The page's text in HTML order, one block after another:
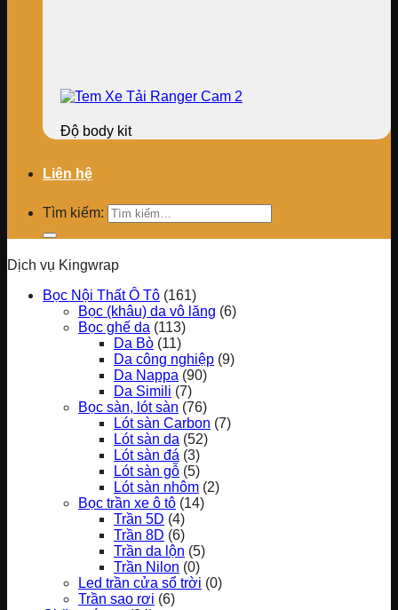
Độ body kit
Liên hệ
Tìm kiếm:
Dịch vụ Kingwrap
Bọc Nội Thất Ô Tô (161)
Bọc (khâu) da vô lăng (6)
Bọc ghế da (113)
Da Bò (11)
Da công nghiệp (9)
Da Nappa (90)
Da Simili (7)
Bọc sàn, lót sàn (76)
Lót sàn Carbon (7)
Lót sàn da (52)
Lót sàn đá (3)
Lót sàn gỗ (5)
Lót sàn nhôm (2)
Bọc trần xe ô tô (14)
Trần 5D (4)
Trần 8D (6)
Trần da lộn (5)
Trần Nilon (0)
Led trần cửa sổ trời (0)
Trần sao rơi (6)